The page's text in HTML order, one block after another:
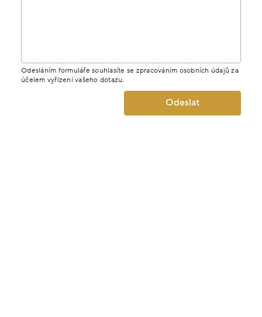
Odesláním formuláře souhlasíte se zpracováním osobních údajů za
účelem vyřízení vašeho dotazu.
Odeslat